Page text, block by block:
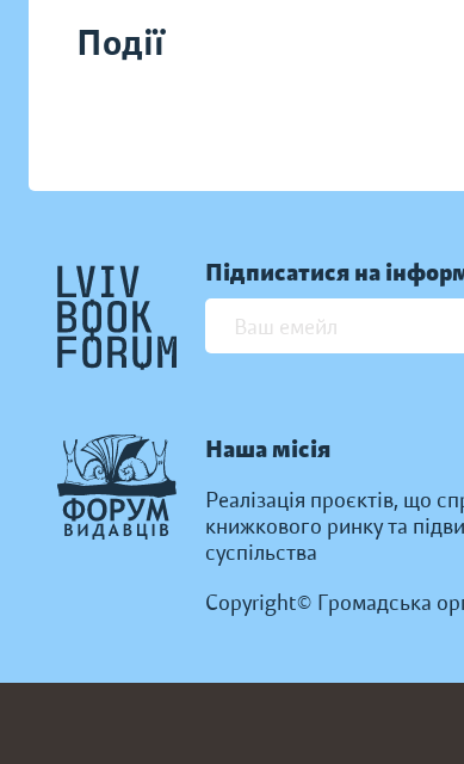
Події
Підписатися на
Наша місія
Реалізація проєктів, що
книжкового ринку та
суспільства
Copyright© Громадська